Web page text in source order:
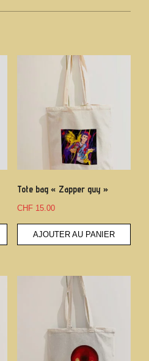
Tote bag « Zapper guy »
CHF15.00
AJOUTER AU PANIER